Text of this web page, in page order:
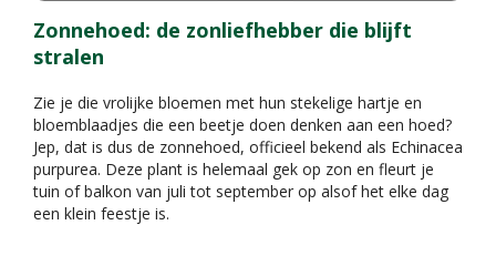
Zonnehoed: de zonliefhebber die blijft
stralen
Zie je die vrolijke bloemen met hun stekelige hartje en
bloemblaadjes die een beetje doen denken aan een hoed?
Jep, dat is dus de zonnehoed, officieel bekend als Echinacea
purpurea. Deze plant is helemaal gek op zon en fleurt je
tuin of balkon van juli tot september op alsof het elke dag
een klein feestje is.